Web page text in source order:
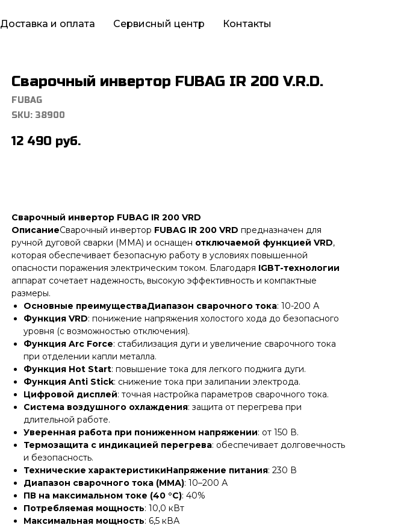
Доставка и оплата Сервисный центр Контакты
Сварочный инвертор FUBAG IR 200 V.R.D.
FUBAG
SKU: 38900
12 490 руб.
Сварочный инвертор FUBAG IR 200 VRD
ОписаниеСварочный инвертор FUBAG IR 200 VRD предназначен для
ручной дуговой сварки (MMA) и оснащен отключаемой функцией VRD,
которая обеспечивает безопасную работу в условиях повышенной
опасности поражения электрическим током. Благодаря IGBT-технологии
аппарат сочетает надежность, высокую эффективность и компактные
размеры.
Основные преимуществаДиапазон сварочного тока: 10-200 А
Функция VRD: понижение напряжения холостого хода до безопасного
уровня (с возможностью отключения).
Функция Arc Force: стабилизация дуги и увеличение сварочного тока
при отделении капли металла.
Функция Hot Start: повышение тока для легкого поджига дуги.
Функция Anti Stick: снижение тока при залипании электрода.
Цифровой дисплей: точная настройка параметров сварочного тока.
Система воздушного охлаждения: защита от перегрева при
длительной работе.
Уверенная работа при пониженном напряжении: от 150 В.
Термозащита с индикацией перегрева: обеспечивает долговечность
и безопасность.
Технические характеристикиНапряжение питания: 230 В
Диапазон сварочного тока (ММА): 10–200 А
ПВ на максимальном токе (40 °C): 40%
Потребляемая мощность: 10,0 кВт
Максимальная мощность: 6,5 кВА